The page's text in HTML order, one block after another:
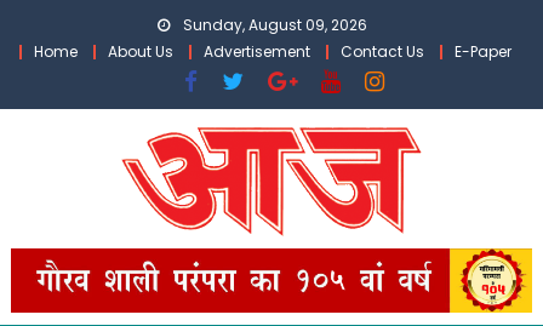
Sunday, August 09, 2026
Home
About Us Advertisement Contact Us E-Paper